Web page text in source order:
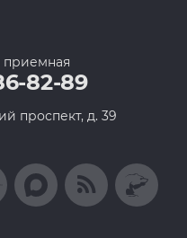
82-89
проспект, д. 39